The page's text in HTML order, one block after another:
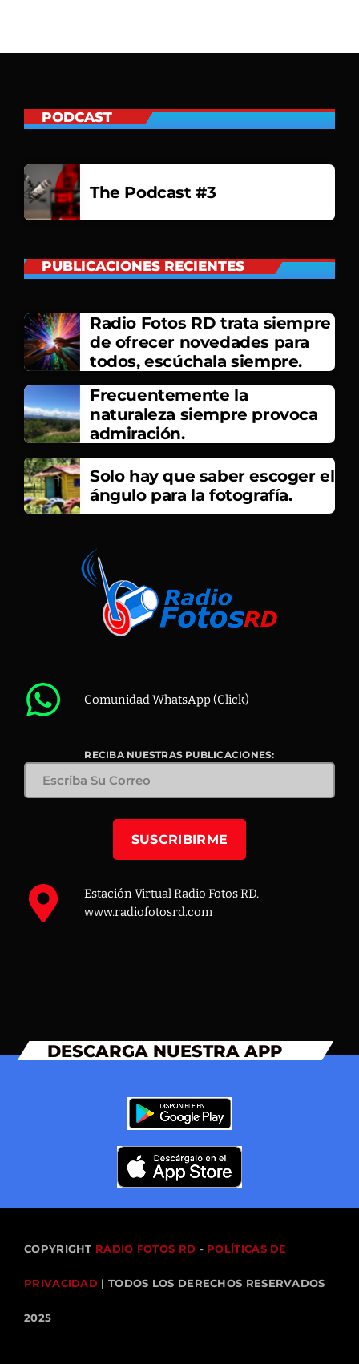
PODCAST
The Podcast #3
PUBLICACIONES RECIENTES
Radio Fotos RD trata siempre
de ofrecer novedades para
todos, escúchala siempre.
Frecuentemente la
naturaleza siempre provoca
admiración.
Solo hay que saber escoger el
ángulo para la fotografía.
Comunidad WhatsApp (Click)
RECIBA NUESTRAS PUBLICACIONES:
Estación Virtual Radio Fotos RD.
www.radiofotosrd.com
DESCARGA NUESTRA APP
COPYRIGHT RADIO FOTOS RD - POLÍTICAS DE
PRIVACIDAD | TODOS LOS DERECHOS RESERVADOS
2025